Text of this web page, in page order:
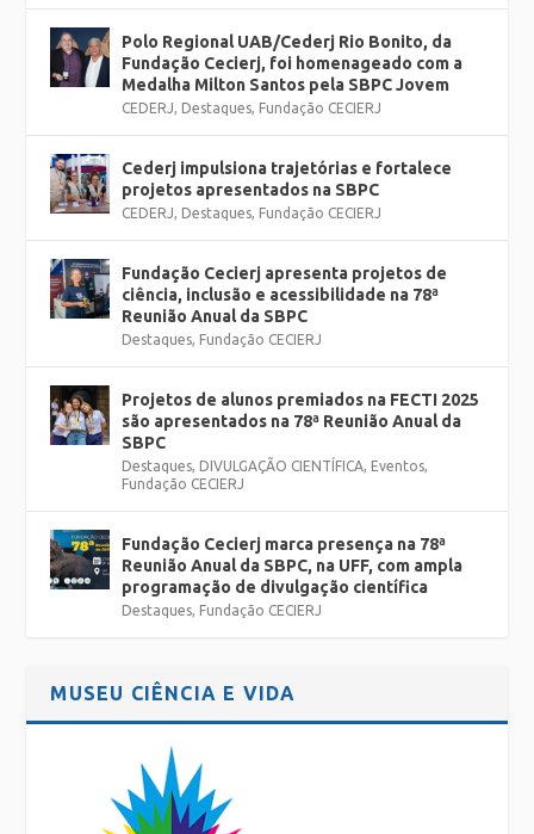
Polo Regional UAB/Cederj Rio Bonito, da
Fundação Cecierj, foi homenageado com a
Medalha Milton Santos pela SBPC Jovem
CEDERJ, Destaques, Fundação CECIERJ
Cederj impulsiona trajetórias e fortalece
projetos apresentados na SBPC
CEDERJ, Destaques, Fundação CECIERJ
Fundação Cecierj apresenta projetos de
ciência, inclusão e acessibilidade na 78ª
Reunião Anual da SBPC
Destaques, Fundação CECIERJ
Projetos de alunos premiados na FECTI 2025
são apresentados na 78ª Reunião Anual da
SBPC
Destaques, DIVULGAÇÃO CIENTÍFICA, Eventos,
Fundação CECIERJ
Fundação Cecierj marca presença na 78ª
Reunião Anual da SBPC, na UFF, com ampla
programação de divulgação científica
Destaques, Fundação CECIERJ
MUSEU CIÊNCIA E VIDA